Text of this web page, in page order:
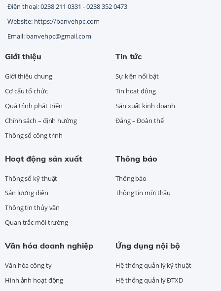
Điện thoại: 0238 211 0331 - 0238 352 0473
Website: https://banvehpc.com
Email: banvehpc@gmail.com
Giới thiệu
Giới thiệu chung
Cơ cấu tổ chức
Quá trình phát triển
Chính sách – định hướng
Thông số công trình
Tin tức
Sự kiện nổi bật
Tin hoạt động
Sản xuất kinh doanh
Đảng – Đoàn thể
Hoạt động sản xuất
Thông số kỹ thuật
Sản lượng điện
Thông tin thủy văn
Quan trắc môi trường
Thông báo
Thông báo
Thông tin mời thầu
Văn hóa doanh nghiệp
Văn hóa công ty
Hình ảnh hoạt động
Ứng dụng nội bộ
Hệ thống quản lý kỹ thuật
Hệ thống quản lý ĐTXD